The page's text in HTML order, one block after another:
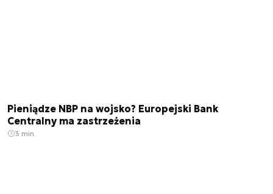
Pieniądze NBP na wojsko? Europejski Bank
Centralny ma zastrzeżenia
3 min.